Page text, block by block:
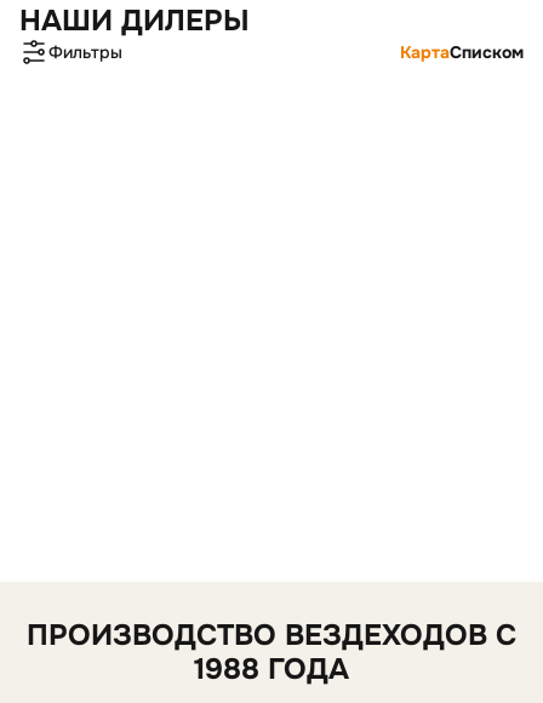
НАШИ ДИЛЕРЫ
Фильтры КартаСписком
ПРОИЗВОДСТВО ВЕЗДЕХОДОВ С
1988 ГОДА